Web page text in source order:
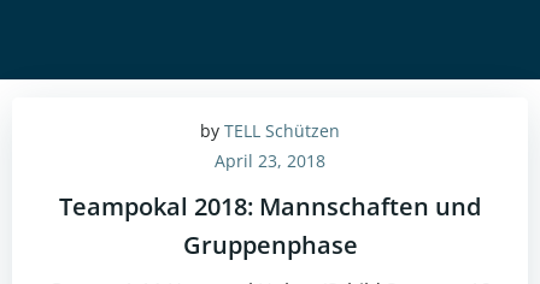
by TELL Schützen
April 23, 2018
Teampokal 2018: Mannschaften und
Gruppenphase